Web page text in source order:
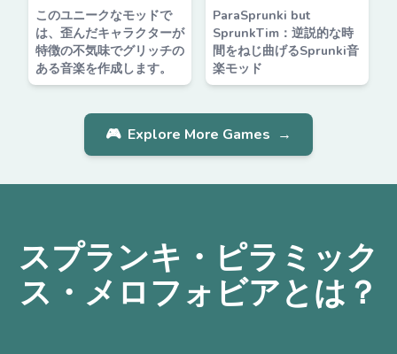
このユニークなモッドで
は、歪んだキャラクターが
特徴の不気味でグリッチの
ある音楽を作成します。
ParaSprunki but
SprunkTim：逆説的な時
間をねじ曲げるSprunki音
楽モッド
🎮 Explore More Games →
スプランキ・ピラミック
ス・メロフォビアとは？